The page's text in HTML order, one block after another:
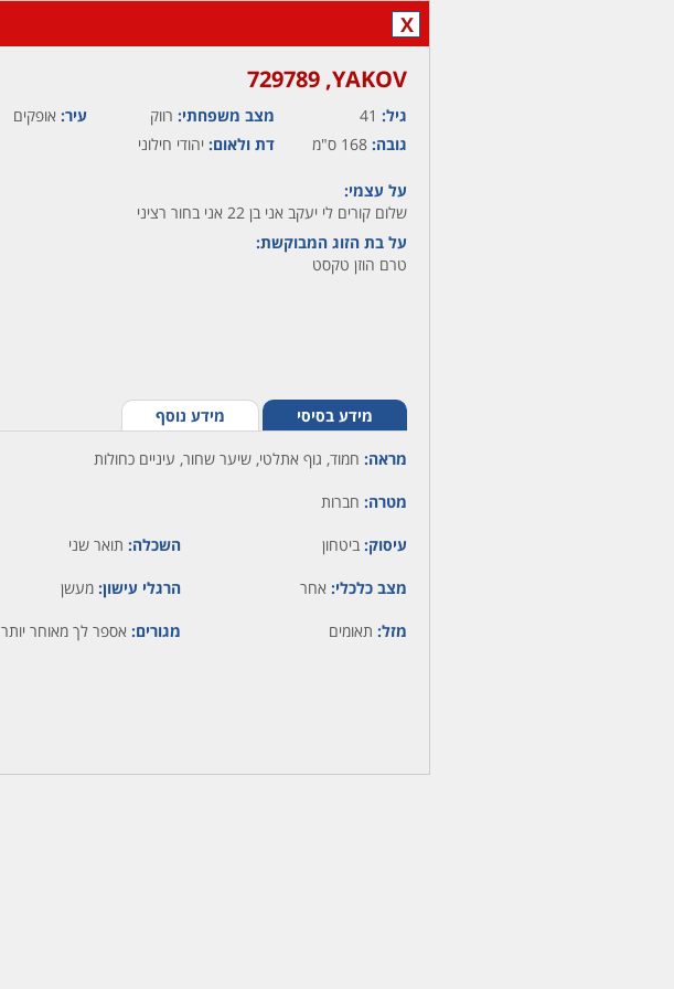
X
YAKOV,‏ 729789
גיל: 41 מצב משפחתי: רווק עיר: אופקים
גובה: 168 ס"מ דת ולאום: יהודי חילוני
על עצמי:
שלום קורים לי יעקב אני בן 22 אני בחור רציני
על בת הזוג המבוקשת:
טרם הוזן טקסט
מידע בסיסי מידע נוסף
מראה: חמוד, גוף אתלטי, שיער שחור, עיניים כחולות
מטרה: חברות
עיסוק: ביטחון השכלה: תואר שני
מצב כלכלי: אחר הרגלי עישון: מעשן
מזל: תאומים מגורים: אספר לך מאוחר יותר